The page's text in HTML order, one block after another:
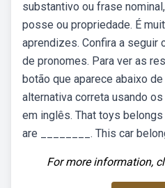
substantivo ou frase
posse ou propriedade. É
aprendizes. Confira a
de pronomes. Para ver as
botão que aparece abaixo
alternativa correta usando
em inglês. That toys
are ________. This car
For more information,